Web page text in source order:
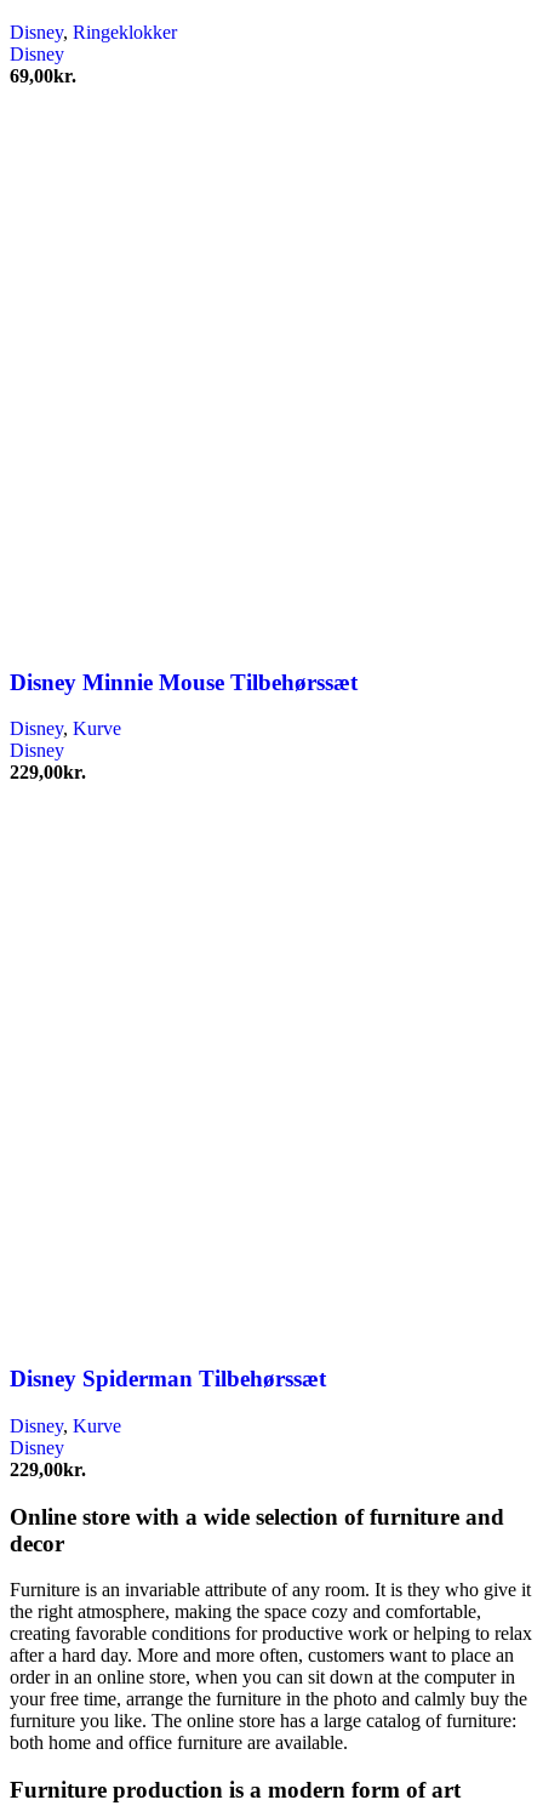
Disney, Ringeklokker
Disney
69,00kr.
Disney Minnie Mouse Tilbehørssæt
Disney, Kurve
Disney
229,00kr.
Disney Spiderman Tilbehørssæt
Disney, Kurve
Disney
229,00kr.
Online store with a wide selection of furniture and
decor
Furniture is an invariable attribute of any room. It is they who give it
the right atmosphere, making the space cozy and comfortable,
creating favorable conditions for productive work or helping to relax
after a hard day. More and more often, customers want to place an
order in an online store, when you can sit down at the computer in
your free time, arrange the furniture in the photo and calmly buy the
furniture you like. The online store has a large catalog of furniture:
both home and office furniture are available.
Furniture production is a modern form of art